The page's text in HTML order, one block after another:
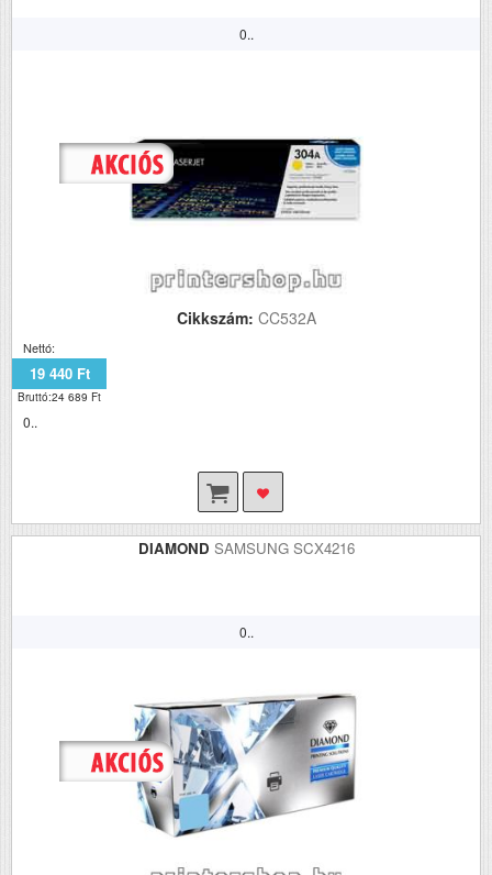
0..
Cikkszám: CC532A
Nettó:
19 440 Ft
Bruttó:24 689 Ft
0..
DIAMOND SAMSUNG SCX4216
0..